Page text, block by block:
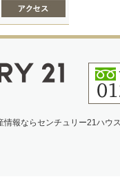
情報ならセンチュリー21ハウ